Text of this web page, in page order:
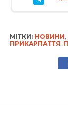
МІТКИ: НОВИНИ,
ПРИКАРПАТТЯ,